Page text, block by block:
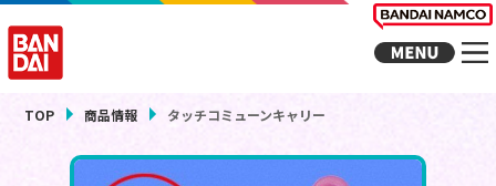
TOP 商品情報 タッチコミューンキャリー